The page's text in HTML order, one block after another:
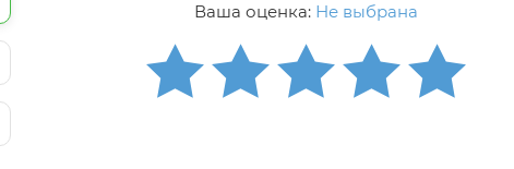
Ваша оценка: Не выбрана